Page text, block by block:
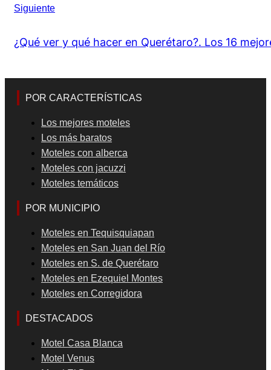
Siguiente
¿Qué ver y qué hacer en Querétaro?. Los 16
POR CARACTERÍSTICAS
Los mejores moteles
Los más baratos
Moteles con alberca
Moteles con jacuzzi
Moteles temáticos
POR MUNICIPIO
Moteles en Tequisquiapan
Moteles en San Juan del Río
Moteles en S. de Querétaro
Moteles en Ezequiel Montes
Moteles en Corregidora
DESTACADOS
Motel Casa Blanca
Motel Venus